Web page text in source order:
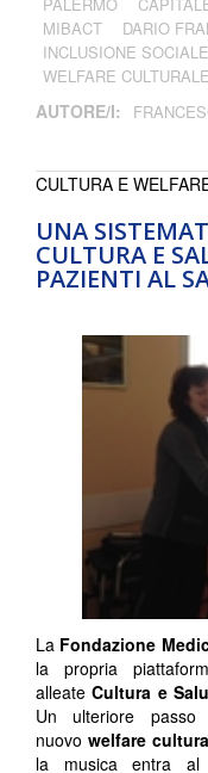
MIBACT
DARIO
INCLUSIONE SOCIALE
WELFARE CULTURALE
AUTORE/I:
UNA
CULTURA E
PAZIENTI AL
CULTURA E
La Fondazione
la propria
alleateCultura e
Un ulteriore
nuovo welfare
la musica entra al